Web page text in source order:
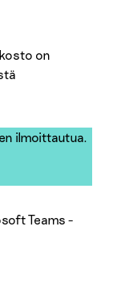
on
ilmoittautua.
Teams -